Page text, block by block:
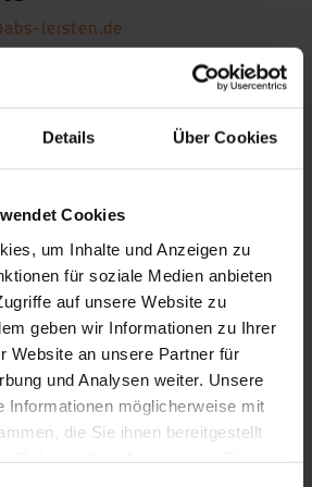
Details Über Cookies
Cookies
um Inhalte und Anzeigen zu
für soziale Medien anbieten
auf unsere Website zu
geben wir Informationen zu Ihrer
Website an unsere Partner für
und Analysen weiter. Unsere
Informationen möglicherweise mit
die Sie ihnen bereitgestellt
leisten.de
BOLTA Fußbodenprofile